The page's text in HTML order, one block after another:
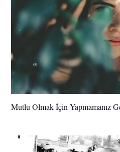
Mutlu Olmak İçin Yapmamanız